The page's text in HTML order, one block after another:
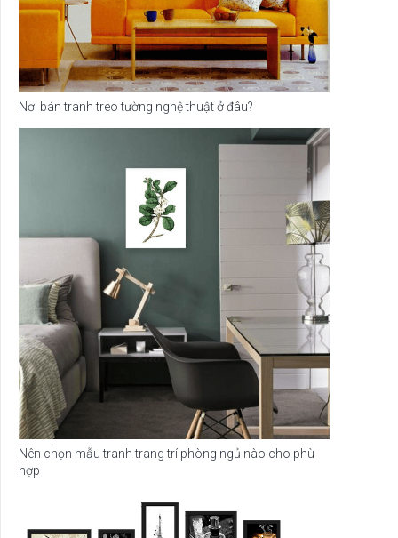
Nơi bán tranh treo tường nghệ thuật ở đâu?
Nên chọn mẫu tranh trang trí phòng ngủ nào cho phù
hợp